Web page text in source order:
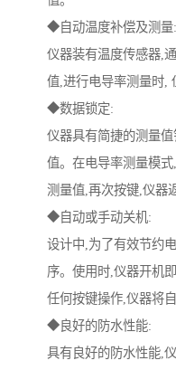
◆自动温度补偿及测量:
仪器装有温度传感器,
值,进行电导率测量时,
◆数据锁定:
仪器具有简捷的测量
值。在电导率测量模
测量值,再次按键,仪器
◆自动或手动关机:
设计中,为了有效节约
序。使用时,仪器开机
任何按键操作,仪器将
◆良好的防水性能:
具有良好的防水性能,